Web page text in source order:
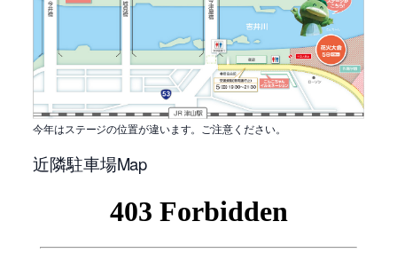
今年はステージの位置が違います。ご注意ください。
近隣駐車場Map